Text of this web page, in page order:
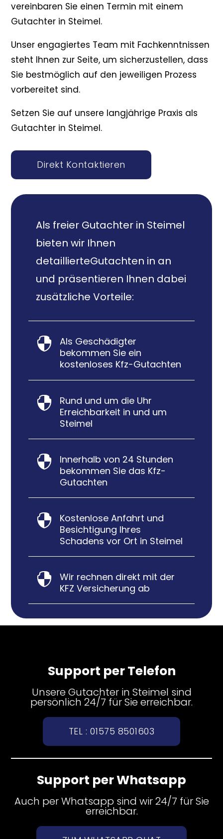
vereinbaren Sie einen Termin mit einem
Gutachter in Steimel.
Unser engagiertes Team mit Fachkenntnissen
steht Ihnen zur Seite, um sicherzustellen, dass
Sie bestmöglich auf den jeweiligen Prozess
vorbereitet sind.
Setzen Sie auf unsere langjährige Praxis als
Gutachter in Steimel.
Direkt Kontaktieren
Als freier Gutachter in Steimel
bieten wir Ihnen
detaillierteGutachten in an
und präsentieren Ihnen dabei
zusätzliche Vorteile:

Als Geschädigter
bekommen Sie ein
kostenloses Kfz-Gutachten

Rund und um die Uhr
Erreichbarkeit in und um
Steimel

Innerhalb von 24 Stunden
bekommen Sie das Kfz-
Gutachten

Kostenlose Anfahrt und
Besichtigung Ihres
Schadens vor Ort in Steimel

Wir rechnen direkt mit der
KFZ Versicherung ab
Support per Telefon
Unsere Gutachter in Steimel sind
persönlich 24/7 für Sie erreichbar.
TEL : 01575 8501603
Support per Whatsapp
Auch per Whatsapp sind wir 24/7 für Sie
erreichbar.